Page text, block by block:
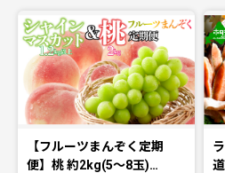
【フルーツまんぞく定期
便】桃 約2kg(5～8玉)…